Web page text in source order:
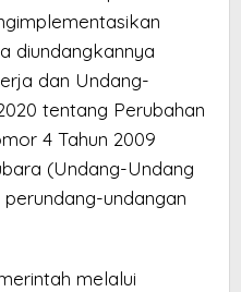
diundangkannya
dan Undang-
tentang Perubahan
4 Tahun 2009
(Undang-Undang
undangan
melalui